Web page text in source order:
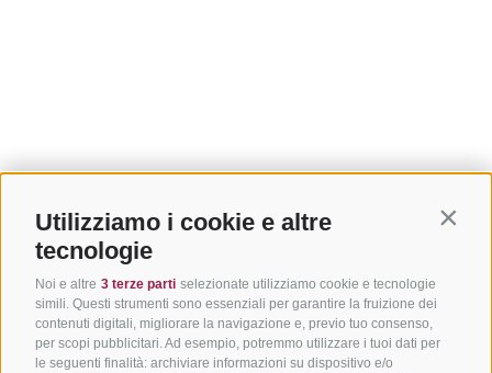
Utilizziamo i cookie e altre
tecnologie
Noi e altre 3 terze parti selezionate utilizziamo cookie e tecnologie
simili. Questi strumenti sono essenziali per garantire la fruizione dei
contenuti digitali, migliorare la navigazione e, previo tuo consenso,
per scopi pubblicitari. Ad esempio, potremmo utilizzare i tuoi dati per
le seguenti finalità: archiviare informazioni su dispositivo e/o